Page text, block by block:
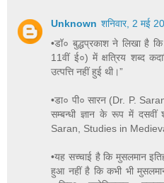
Unknown शनिवार, 2 मई
•डॉ० बुद्धप्रकाश ने लिखा है
11वीं ई०) में क्षत्रिय शब्द
उत्पत्ति नहीं हुई थी।”
•डा० पी० सारन (Dr. P.
सम्बन्धी ज्ञान के रूप में दसवीं
Saran, Studies in
•यह सच्चाई है कि मुसलमान
हुआ नहीं है कि कभी भी